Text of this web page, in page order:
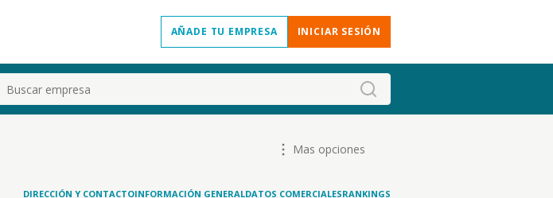
AÑADE TU EMPRESA INICIAR SESIÓN
Buscar
Mas opciones
DIRECCIÓN Y CONTACTOINFORMACIÓN GENERALDATOS COMERCIALESRANKINGS